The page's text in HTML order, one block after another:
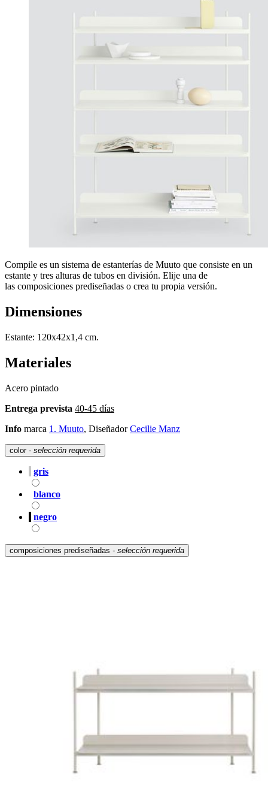
Compile es un sistema de estanterías de Muuto que consiste en un
estante y tres alturas de tubos en división. Elije una de
las composiciones prediseñadas o crea tu propia versión.
Dimensiones
Estante: 120x42x1,4 cm.
Materiales
Acero pintado
Entrega prevista 40-45 días
Info marca 1. Muuto, DiseñadorCecilie Manz
color - selección requerida
gris
blanco
negro
composiciones prediseñadas - selección requerida